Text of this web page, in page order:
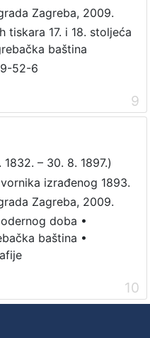
Zagreba, 2009.
tiskara 17. i 18. stoljeća
baština
52-6
9
– 30. 8. 1897.)
izrađenog 1893.
Zagreba, 2009.
doba •
baština •
10